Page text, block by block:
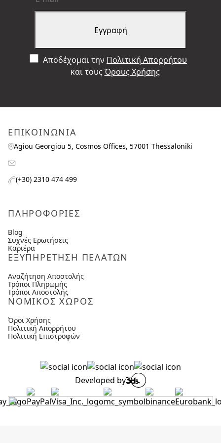
Αποδέχομαι την Πολιτική Απορρήτου
και τουςΌρους Χρήσης
ΕΠΙΚΟΙΝΩΝΙΑ
Agiou Georgiou 5, Cosmos Offices, 57001 Thessaloniki
(+30) 2310 474 499
ΠΛΗΡΟΦΟΡΙΕΣ
Blog
Συχνές Ερωτήσεις
Καριέρα
ΕΞΥΠΗΡΕΤΗΣΗ ΠΕΛΑΤΩΝ
Αναζήτηση Αποστολής
Τρόποι Πληρωμής
Τρόποι Αποστολής
ΝΟΜΙΚΟΣ ΧΩΡΟΣ
Όροι Χρήσης
Πολιτική Απορρήτου
Πολιτική Επιστροφών
Developed by